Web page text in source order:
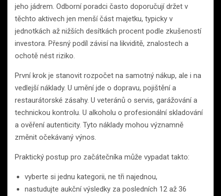
jeho jádrem. Odborní poradci často doporučují držet v
těchto aktivech jen menší část majetku, typicky v
jednotkách až nižších desítkách procent podle zkušeností
investora. Přesný podíl závisí na likviditě, znalostech a
ochotě nést riziko.
První krok je stanovit rozpočet na samotný nákup, ale i na
vedlejší náklady. U umění jde o dopravu, pojištění a
restaurátorské zásahy. U veteránů o servis, garážování a
technickou kontrolu. U alkoholu o profesionální skladování
a ověření autenticity. Tyto náklady mohou významně
změnit očekávaný výnos.
Praktický postup pro začátečníka může vypadat takto:
vyberte si jednu kategorii, ne tři najednou,
nastudujte aukční výsledky za posledních 12 až 36